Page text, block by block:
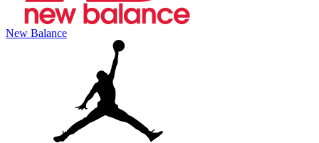
New Balance